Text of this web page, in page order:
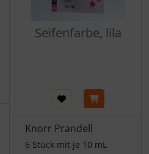
Seifenfarbe, lila
Knorr Prandell
6 Stück mit je 10 mL